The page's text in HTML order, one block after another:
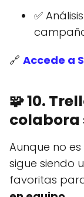
✅
🔗 Accede a
🧩10.
colabora
Aunque no
sigue siendo
favoritas